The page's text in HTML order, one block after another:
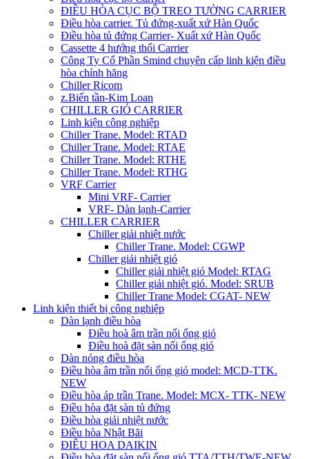
ĐIỀU HÒA CỤC BỘ TREO TƯỜNG CARRIER
Điều hòa carrier. Tủ đứng-xuất xứ Hàn Quốc
Điều hòa tủ đứng Carrier- Xuất xứ Hàn Quốc
Cassette 4 hướng thổi Carrier
Công Ty Cổ Phần Smind chuyên cấp linh kiện điều
hòa chính hãng
Chiller Ricom
z.Biến tần-Kim Loan
CHILLER GIÓ CARRIER
Linh kiện công nghiệp
Chiller Trane. Model: RTAD
Chiller Trane. Model: RTAE
Chiller Trane. Model: RTHE
Chiller Trane. Model: RTHG
VRF Carrier
Mini VRF- Carrier
VRF- Dàn lạnh-Carrier
CHILLER CARRIER
Chiller giải nhiệt nước
Chiller Trane. Model: CGWP
Chiller giải nhiệt gió
Chiller giải nhiệt gió Model: RTAG
Chiller giải nhiệt gió. Model: SRUB
Chiller Trane Model: CGAT- NEW
Linh kiện thiết bị công nghiệp
Dàn lạnh điều hòa
Điều hoà âm trần nối ống gió
Điều hoà đặt sàn nối ống gió
Dàn nóng điều hòa
Điều hòa âm trần nối ống gió model: MCD-TTK.
NEW
Điều hòa áp trần Trane. Model: MCX- TTK- NEW
Điều hòa đặt sàn tủ đứng
Điều hòa giải nhiệt nước
Điều hòa Nhật Bãi
ĐIÊU HOA DAIKIN